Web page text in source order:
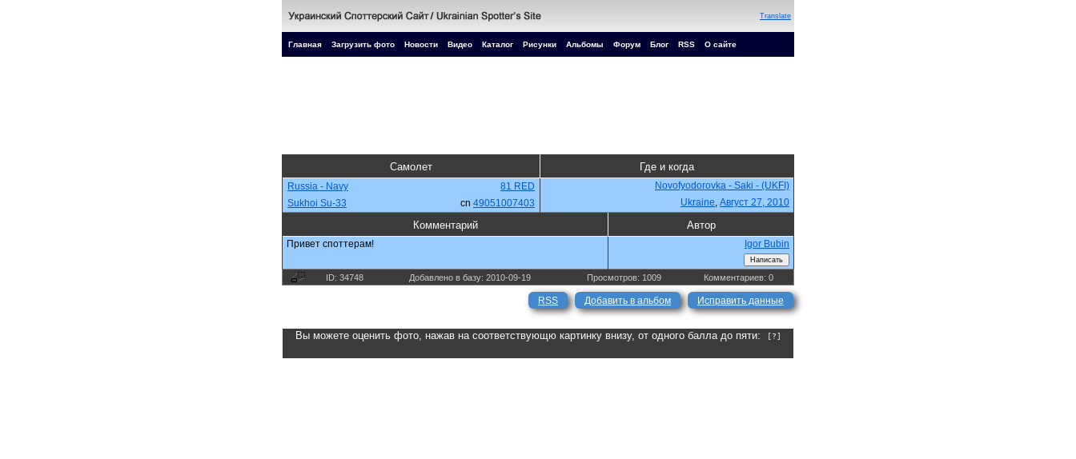
Translate
Главная Загрузить фото Новости Видео Каталог Рисунки Альбомы Форум Блог RSS О сайте
Самолет Где и когда
Russia - Navy 81 RED
Novofyodorovka - Saki - (UKFI)
Sukhoi Su-33
cn 49051007403 Ukraine, Август 27, 2010
Комментарий Автор
Привет споттерам! Igor Bubin
ID: 34748 Добавлено в базу: 2010-09-19 Просмотров: 1009 Комментариев: 0
RSS Добавить в альбом Исправить данные
Вы можете оценить фото, нажав на соответствующю картинку внизу, от одного балла до пяти: [?]